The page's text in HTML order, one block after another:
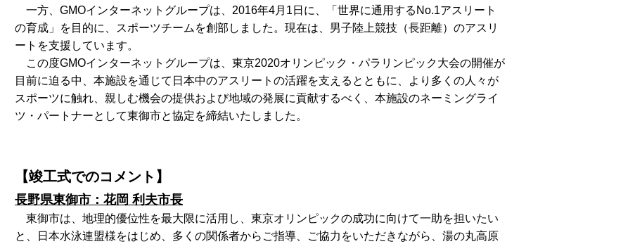
一方、GMOインターネットグループは、2016年4月1日に、「世界に通用するNo.1アスリート
の育成」を目的に、スポーツチームを創部しました。現在は、男子陸上競技（長距離）のアスリ
ートを支援しています。
この度GMOインターネットグループは、東京2020オリンピック・パラリンピック大会の開催が
目前に迫る中、本施設を通じて日本中のアスリートの活躍を支えるとともに、より多くの人々が
スポーツに触れ、親しむ機会の提供および地域の発展に貢献するべく、本施設のネーミングライ
ツ・パートナーとして東御市と協定を締結いたしました。
【竣工式でのコメント】
長野県東御市：花岡 利夫市長
東御市は、地理的優位性を最大限に活用し、東京オリンピックの成功に向けて一助を担いたい
と、日本水泳連盟様をはじめ、多くの関係者からご指導、ご協力をいただきながら、湯の丸高原